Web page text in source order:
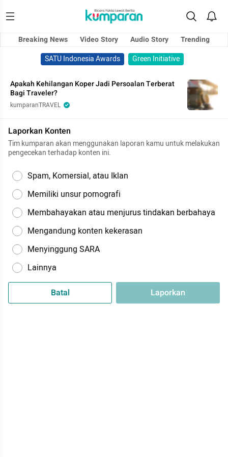
Breaking News Video Story Audio Story
Trending
SATU Indonesia Awards
Green Initiative
Apakah Kehilangan Koper Jadi Persoalan Terberat
Bagi Traveler?
kumparanTRAVEL
Laporkan Konten
Tim kumparan akan menggunakan laporan kamu untuk melakukan
pengecekan terhadap konten ini.
Spam, Komersial, atau Iklan
Memiliki unsur pornografi
Membahayakan atau menjurus tindakan berbahaya
Mengandung konten kekerasan
Menyinggung SARA
Lainnya
Batal Laporkan